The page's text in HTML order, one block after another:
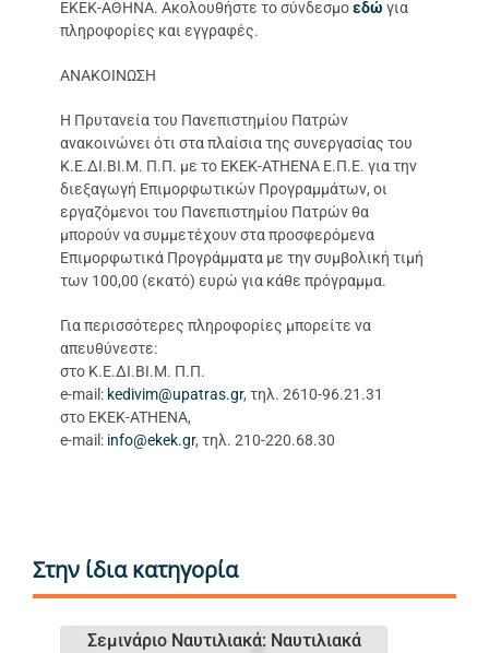
ΕΚΕΚ-ΑΘΗΝΑ. Ακολουθήστε το σύνδεσμοεδώ για
πληροφορίες και εγγραφές.
ΑΝΑΚΟΙΝΩΣΗ
Η Πρυτανεία του Πανεπιστημίου Πατρών
ανακοινώνει ότι στα πλαίσια της συνεργασίας του
Κ.Ε.ΔΙ.ΒΙ.Μ. Π.Π. με το ΕΚΕΚ-ATHENA Ε.Π.Ε. για την
διεξαγωγή Επιμορφωτικών Προγραμμάτων, οι
εργαζόμενοι του Πανεπιστημίου Πατρών θα
μπορούν να συμμετέχουν στα προσφερόμενα
Επιμορφωτικά Προγράμματα με την συμβολική τιμή
των 100,00 (εκατό) ευρώ για κάθε πρόγραμμα.
Για περισσότερες πληροφορίες μπορείτε να
απευθύνεστε:
στο Κ.Ε.ΔΙ.ΒΙ.Μ. Π.Π.
e-mail: kedivim@upatras.gr, τηλ. 2610-96.21.31
στο ΕΚΕΚ-ATHENA,
e-mail: info@ekek.gr, τηλ. 210-220.68.30
Στην ίδια κατηγορία
Σεμινάριο Ναυτιλιακά: Ναυτιλιακά